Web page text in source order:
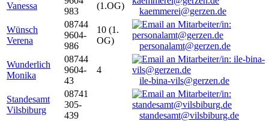
Vanessa
983
(1.OG)
kaemmerei@gerzen.de
Wünsch
Verena
08744
9604-
986
10 (1.
OG)
personalamt@gerzen.de
Wunderlich
Monika
08744
9604-
43
4
ile-bina-vils@gerzen.de
Standesamt
Vilsbiburg
08741
305-
439
standesamt@vilsbiburg.de